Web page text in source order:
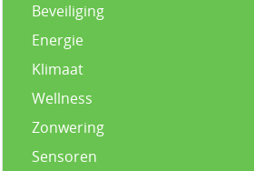
Beveiliging
Energie
Klimaat
Wellness
Zonwering
Sensoren